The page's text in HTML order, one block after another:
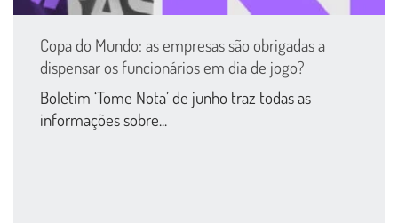
Copa do Mundo: as empresas são obrigadas a
dispensar os funcionários em dia de jogo?
Boletim ‘Tome Nota’ de junho traz todas as
informações sobre...